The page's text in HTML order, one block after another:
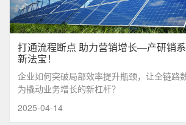
打通流程断点 助力营销增长—产研销
新法宝！
企业如何突破局部效率提升瓶颈，让全链路
为撬动业务增长的新杠杆？‌
2025-04-14